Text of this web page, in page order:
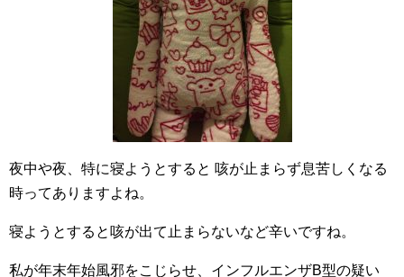
夜中や夜、特に寝ようとすると 咳が止まらず息苦しくなる
時ってありますよね。
寝ようとすると咳が出て止まらないなど辛いですね。
私が年末年始風邪をこじらせ、インフルエンザB型の疑い